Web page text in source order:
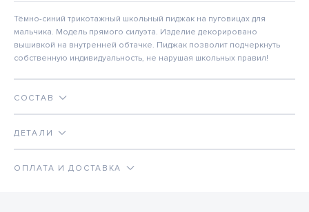
Тёмно-синий трикотажный школьный пиджак на пуговицах для
мальчика. Модель прямого силуэта. Изделие декорировано
вышивкой на внутренней обтачке. Пиджак позволит подчеркнуть
собственную индивидуальность, не нарушая школьных правил!
СОСТАВ
ДЕТАЛИ
ОПЛАТА И ДОСТАВКА